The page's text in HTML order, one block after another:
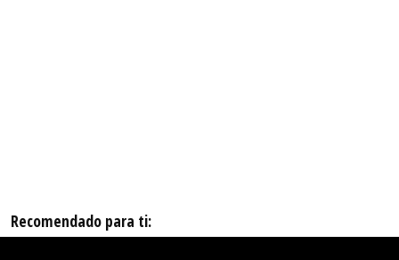
Recomendado para ti: